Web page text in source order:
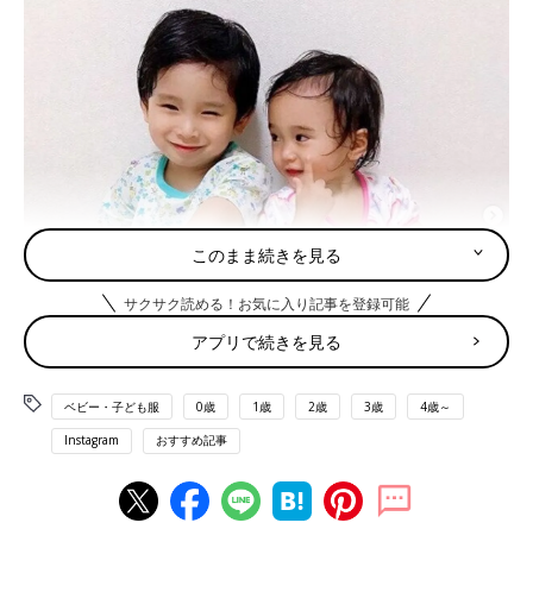
出典：Instagramアカウント「たいがめいさ」
のドライパジャマ。パンツとTシャツがボタンで留めらる
ので、お腹を出して寝るのを防げるそうです。色違いのパジャマ
このまま続きを見る
サクサク読める！お気に入り記事を登録可能
アプリで続きを見る
ベビー・子ども服 0歳 1歳 2歳 3歳 4歳～
Instagram おすすめ記事